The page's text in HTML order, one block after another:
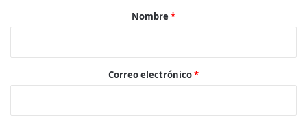
Nombre *
Correo electrónico*